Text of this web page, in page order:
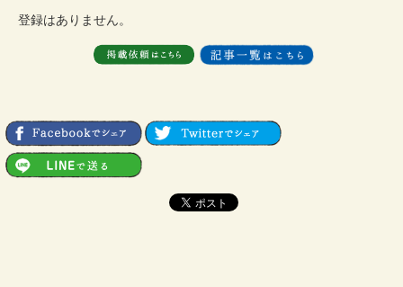
登録はありません。